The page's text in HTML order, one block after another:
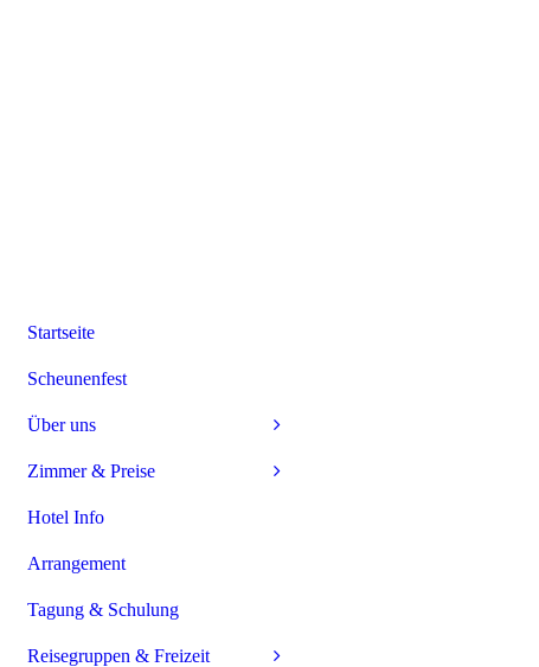
Startseite
Scheunenfest
Über uns
Zimmer & Preise
Hotel Info
Arrangement
Tagung & Schulung
Reisegruppen & Freizeit